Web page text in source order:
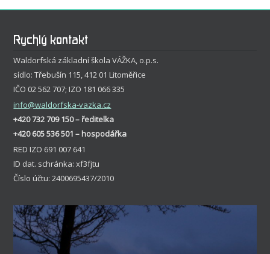
Rychlý kontakt
Waldorfská základní škola VÁŽKA, o.p.s.
sídlo: Třebušín 115, 412 01 Litoměřice
IČO 02 562 707; IZO 181 066 335
info@waldorfska-vazka.cz
+420 732 709 150 – ředitelka
+420 605 536 501 – hospodářka
RED IZO 691 007 641
ID dat. schránka: xf3fjtu
Číslo účtu: 2400695437/2010